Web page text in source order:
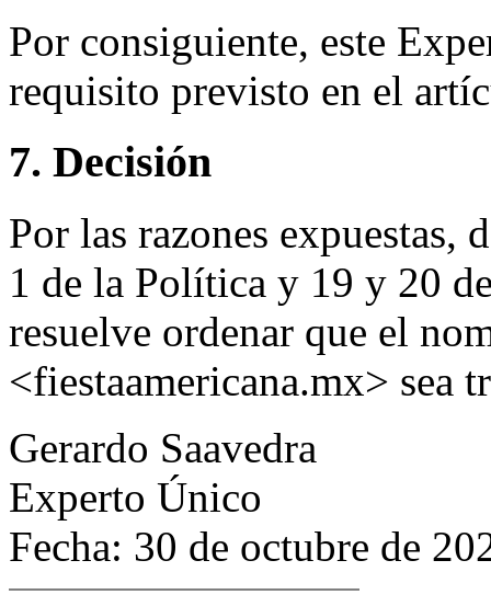
Por consiguiente, este
requisito previsto en el
7. Decisión
Por las razones
1 de la Política y 19 y 20
resuelve ordenar que el
<fiestaamericana.mx> sea
Gerardo Saavedra
Experto Único
Fecha: 30 de octubre de